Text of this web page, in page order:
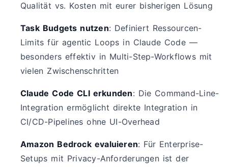
Qualität vs. Kosten mit eurer bisherigen Lösung
Task Budgets nutzen: Definiert Ressourcen-
Limits für agentic Loops in Claude Code —
besonders effektiv in Multi-Step-Workflows mit
vielen Zwischenschritten
Claude Code CLI erkunden: Die Command-Line-
Integration ermöglicht direkte Integration in
CI/CD-Pipelines ohne UI-Overhead
Amazon Bedrock evaluieren: Für Enterprise-
Setups mit Privacy-Anforderungen ist der